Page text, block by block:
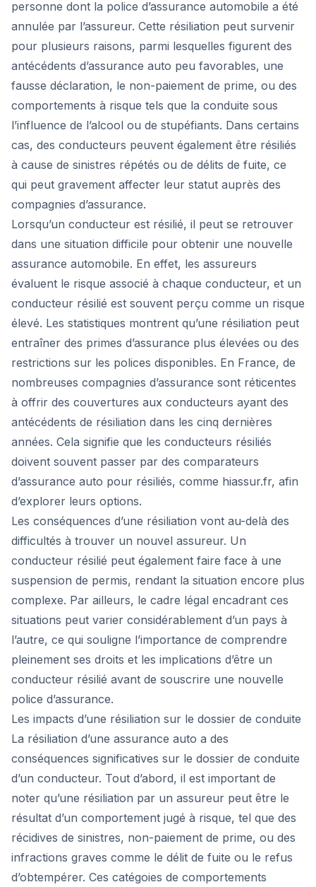
personne dont la police d’assurance automobile a été
annulée par l’assureur. Cette résiliation peut survenir
pour plusieurs raisons, parmi lesquelles figurent des
antécédents d’assurance auto peu favorables, une
fausse déclaration, le non-paiement de prime, ou des
comportements à risque tels que la conduite sous
l’influence de l’alcool ou de stupéfiants. Dans certains
cas, des conducteurs peuvent également être résiliés
à cause de sinistres répétés ou de délits de fuite, ce
qui peut gravement affecter leur statut auprès des
compagnies d’assurance.
Lorsqu’un conducteur est résilié, il peut se retrouver
dans une situation difficile pour obtenir une nouvelle
assurance automobile. En effet, les assureurs
évaluent le risque associé à chaque conducteur, et un
conducteur résilié est souvent perçu comme un risque
élevé. Les statistiques montrent qu’une résiliation peut
entraîner des primes d’assurance plus élevées ou des
restrictions sur les polices disponibles. En France, de
nombreuses compagnies d’assurance sont réticentes
à offrir des couvertures aux conducteurs ayant des
antécédents de résiliation dans les cinq dernières
années. Cela signifie que les conducteurs résiliés
doivent souvent passer par des comparateurs
d’assurance auto pour résiliés, comme hiassur.fr, afin
d’explorer leurs options.
Les conséquences d’une résiliation vont au-delà des
difficultés à trouver un nouvel assureur. Un
conducteur résilié peut également faire face à une
suspension de permis, rendant la situation encore plus
complexe. Par ailleurs, le cadre légal encadrant ces
situations peut varier considérablement d’un pays à
l’autre, ce qui souligne l’importance de comprendre
pleinement ses droits et les implications d’être un
conducteur résilié avant de souscrire une nouvelle
police d’assurance.
Les impacts d’une résiliation sur le dossier de conduite
La résiliation d’une assurance auto a des
conséquences significatives sur le dossier de conduite
d’un conducteur. Tout d’abord, il est important de
noter qu’une résiliation par un assureur peut être le
résultat d’un comportement jugé à risque, tel que des
récidives de sinistres, non-paiement de prime, ou des
infractions graves comme le délit de fuite ou le refus
d’obtempérer. Ces catégoies de comportements